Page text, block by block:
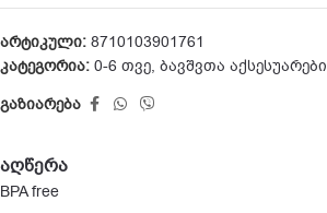
არტიკული: 8710103901761
კატეგორია: 0-6 თვე, ბავშვთა აქსესუარები
გაზიარება
აღწერა
BPA free